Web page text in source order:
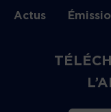
Actus